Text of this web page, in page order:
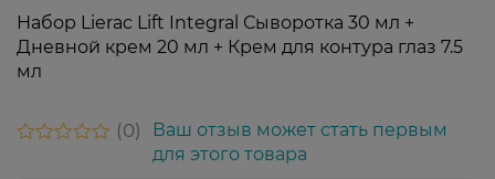
Набор Lierac Lift Integral Сыворотка 30 мл +
Дневной крем 20 мл + Крем для контура глаз 7.5
мл
0
Ваш отзыв может стать первым
для этого товара